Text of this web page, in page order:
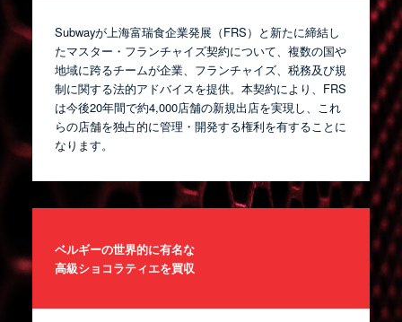
Subwayが上海富瑞食企業発展（FRS）と新たに締結し
たマスター・フランチャイズ契約について、複数の国や
地域に跨るチームが企業、フランチャイズ、税務及び規
制に関する法的アドバイスを提供。本契約により、FRS
は今後20年間で約4,000店舗の新規出店を実現し、これ
らの店舗を独占的に管理・開発する権利を有することに
なります。
ベルギーの世界的に有名な
高級ショコラティエを買収